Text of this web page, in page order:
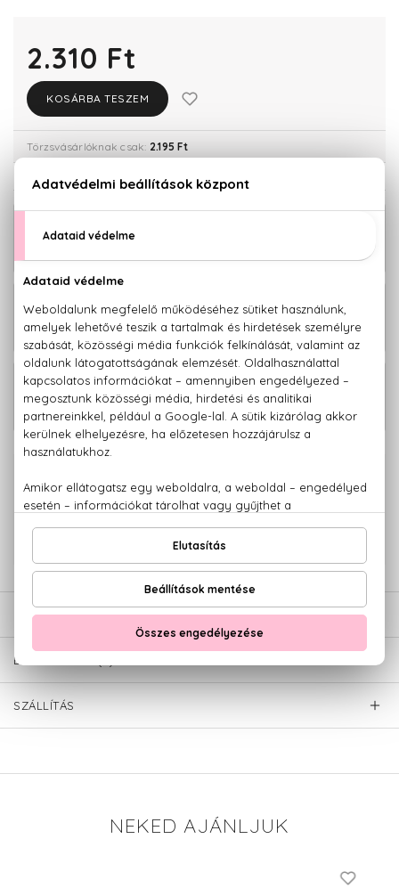
2.310 Ft
KOSÁRBA TESZEM
Törzsvásárlóknak csak: 2.195 Ft
KAPCSOLÓDÓ TERMÉKEK
Narancsvirág Éjszakai arckrém E-
Narancsvirág Miraculous Splash Mask
spray 100 ml
1.920 Ft
BIO
Narancsvirág Sminklemosó balzsam E-
vitaminnal és szkvalánnal 100 ml
+36 20
LEÍRÁS
ÉRTÉKELÉSEK (0)
SZÁLLÍTÁS
NEKED AJÁNLJUK